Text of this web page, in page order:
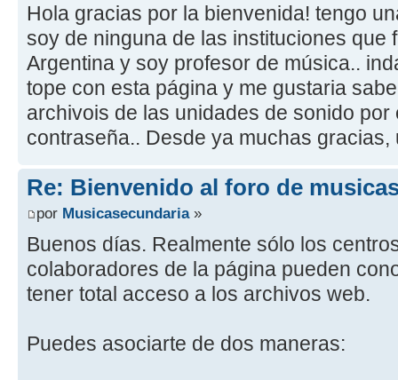
Hola gracias por la bienvenida! tengo
soy de ninguna de las instituciones que
Argentina y soy profesor de música..
tope con esta página y me gustaria
archivois de las unidades de sonido por
contraseña.. Desde ya muchas gracias,
Re: Bienvenido al foro de
por Musicasecundaria»
Buenos días. Realmente sólo los
colaboradores de la página pueden
tener total acceso a los archivos web.
Puedes asociarte de dos maneras: